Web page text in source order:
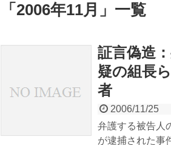
「 2006年11月 」 一覧
証言偽造
疑の組長
者
2006/11/25
弁護する被告人
が逮捕された事